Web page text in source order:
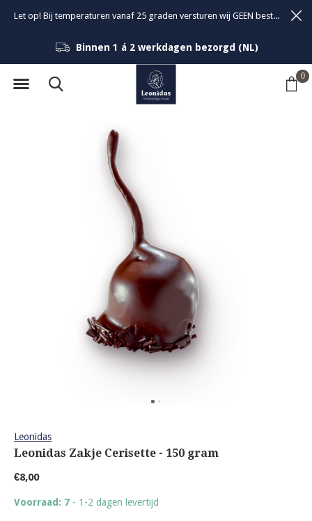
0
Binnen 1 á 2 werkdagen bezorgd (NL)
Let op! Bij temperaturen vanaf 25 graden versturen wij GEEN bestellingen om de kwaliteit van de bonbons te garanderen.
Leonidas
Leonidas Zakje Cerisette - 150 gram
€8,00
Voorraad: 7 - 1-2 dagen levertijd